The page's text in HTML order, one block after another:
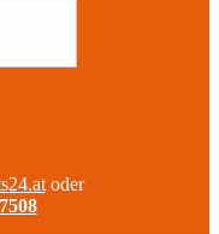
oder